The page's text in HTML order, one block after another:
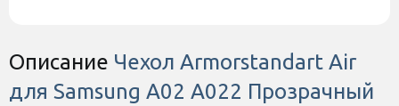
Описание Чехол Armorstandart Air
для Samsung A02 A022 Прозрачный